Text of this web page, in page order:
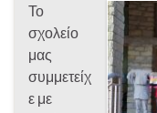
Το
σχολείο
μας
συμμετείχ
ε με